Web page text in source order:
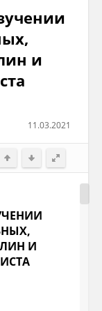
и
11.03.2021
И